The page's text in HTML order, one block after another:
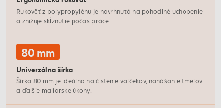
Rukoväť z polypropylénu je navrhnutá na pohodlné uchopenie
a znižuje skĺznutie počas práce.
80 mm
Univerzálna šírka
Šírka 80 mm je ideálna na čistenie valčekov, nanášanie tmelov
a ďalšie maliarske úkony.